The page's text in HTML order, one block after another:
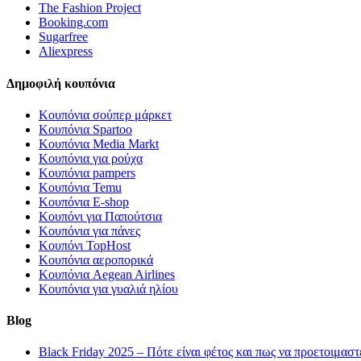
The Fashion Project
Booking.com
Sugarfree
Aliexpress
Δημοφιλή κουπόνια
Κουπόνια σούπερ μάρκετ
Κουπόνια Spartoo
Κουπόνια Media Markt
Κουπόνια για ρούχα
Κουπόνια pampers
Κουπόνια Temu
Κουπόνια E-shop
Κουπόνι για Παπούτσια
Κουπόνια για πάνες
Κουπόνι TopHost
Κουπόνια αεροπορικά
Κουπόνια Aegean Airlines
Κουπόνια για γυαλιά ηλίου
Blog
Black Friday 2025 – Πότε είναι φέτος και πως να